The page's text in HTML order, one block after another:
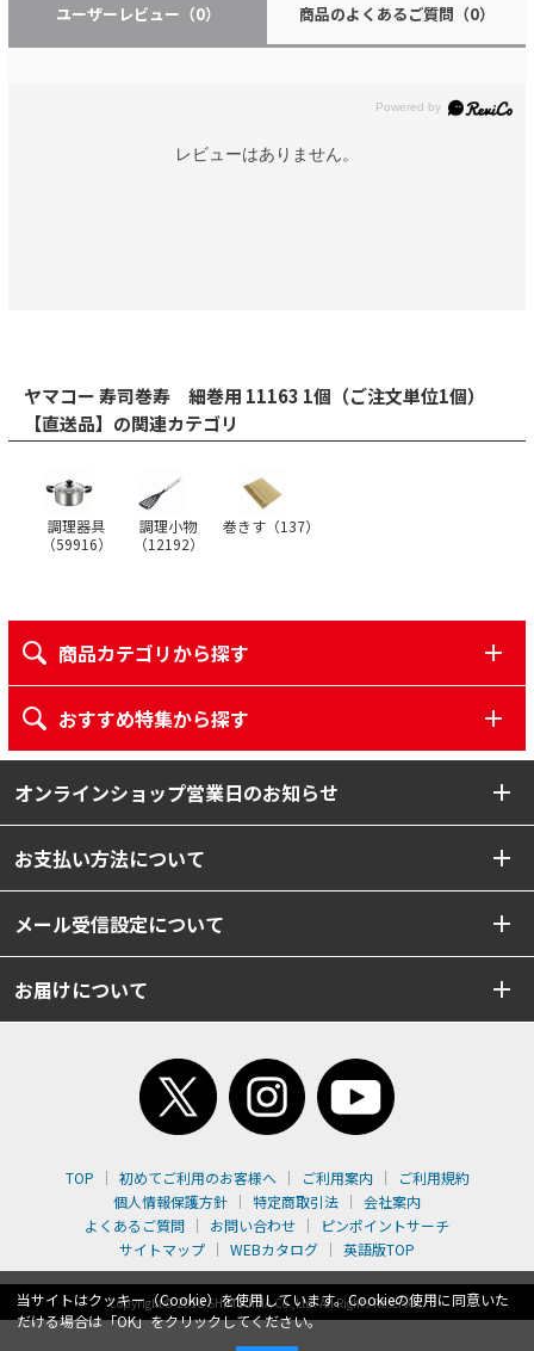
当サイトはクッキー（Cookie）を使用しています。Cookieの使用に同意いた
だける場合は「OK」をクリックしてください。
ユーザーレビュー （0） 商品のよくあるご質問 （0）
レビューはありません。
ヤマコー 寿司巻寿 細巻用 11163 1個（ご注文単位1個）
【直送品】の関連カテゴリ
調理器具
（59916）
調理小物
（12192）
巻きす（137）
商品カテゴリから探す
おすすめ特集から探す
オンラインショップ営業日のお知らせ
お支払い方法について
メール受信設定について
お届けについて
TOP 初めてご利用のお客様へ ご利用案内
ご利用規約
個人情報保護方針
特定商取引法
会社案内
よくあるご質問
お問い合わせ
ピンポイントサーチ
サイトマップ
WEBカタログ 英語版TOP
Copyright© 2018 SHIMOJIMA Co.,Ltd. All Rights Reserved.